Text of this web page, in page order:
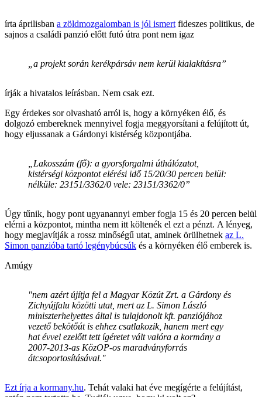
írta áprilisban a zöldmozgalomban is jól ismert fideszes politikus, de
sajnos a családi panzió előtt futó útra pont nem igaz
„a projekt során kerékpársáv nem kerül kialakításra”
írják a hivatalos leírásban. Nem csak ezt.
Egy érdekes sor olvasható arról is, hogy a környéken élő, és
dolgozó embereknek mennyivel fogja meggyorsítani a felújított út,
hogy eljussanak a Gárdonyi kistérség központjába.
„Lakosszám (fő): a gyorsforgalmi úthálózatot,
kistérségi központot elérési idő 15/20/30 percen belül:
nélküle: 23151/3362/0 vele: 23151/3362/0”
Úgy tűnik, hogy pont ugyanannyi ember fogja 15 és 20 percen belül
elérni a központot, mintha nem itt költenék el ezt a pénzt. A lényeg,
hogy megjavítják a rossz minőségű utat, aminek örülhetnek az L.
Simon panzióba tartó legénybúcsúk és a környéken élő emberek is.
Amúgy
"nem azért újítja fel a Magyar Közút Zrt. a Gárdony és
Zichyújfalu közötti utat, mert az L. Simon László
miniszterhelyettes által is tulajdonolt kft. panziójához
vezető bekötőút is ehhez csatlakozik, hanem mert egy
hat évvel ezelőtt tett ígéretet vált valóra a kormány a
2007-2013-as KözOP-os maradványforrás
átcsoportosításával."
Ezt írja a kormany.hu. Tehát valaki hat éve megígérte a felújítást,